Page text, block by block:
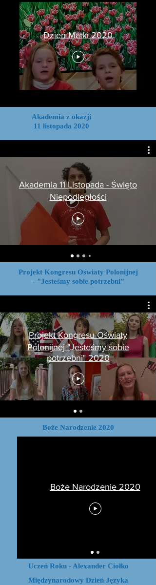
Dzień Matki 2020
Akademia z okazji
11 listopada 2020
Akademia 11 Listopada - Święto
Niepodległości
Projekt Kongresu Oświaty Polonijnej
- "Jesteśmy sobie potrzebni"
Projekt Kongresu Oświaty
Polonijnej "Jesteśmy sobie
potrzebni" 2020
Boże Narodzenie 2020
Boże Narodzenie 2020
Uczeń Roku - Alexander Ciołko
Międzynarodowy Dzień Języka